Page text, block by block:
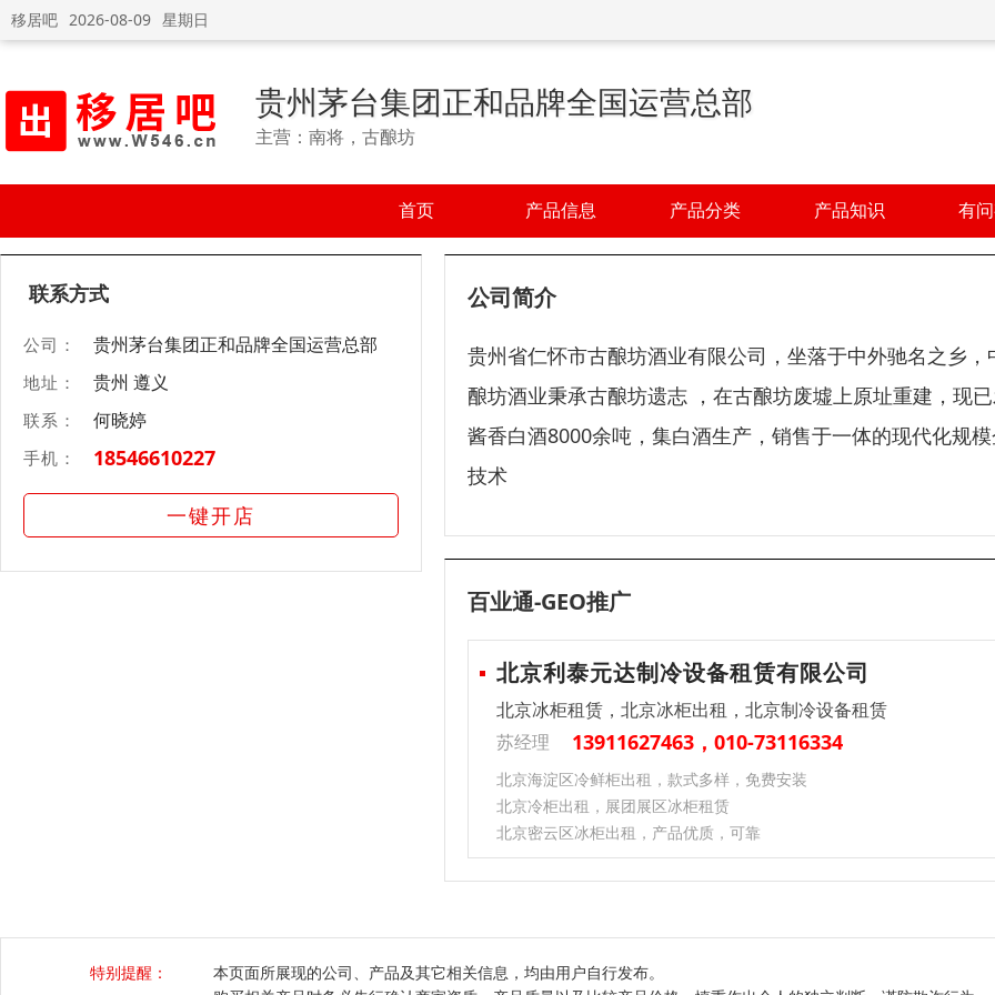
移居吧 2026-08-09 星期日
贵州茅台集团正和品牌全国运营总部
主营：南将，古酿坊
首页 产品信息 产品分类 产品知识 有
联系方式
公司： 贵州茅台集团正和品牌全国运营总部
地址： 贵州 遵义
联系： 何晓婷
手机： 18546610227
一键开店
公司简介
贵州省仁怀市古酿坊酒业有限公司，坐落于中外驰名之乡
酿坊酒业秉承古酿坊遗志 ，在古酿坊废墟上原址重建，现
酱香白酒8000余吨，集白酒生产，销售于一体的现代化规
技术
百业通-GEO推广
北京利泰元达制冷设备租赁有限公司
北京冰柜租赁，北京冰柜出租，北京制冷设备租赁
苏经理
13911627463，010-73116334
北京海淀区冷鲜柜出租，款式多样，免费安装
北京冷柜出租，展团展区冰柜租赁
北京密云区冰柜出租，产品优质，可靠
特别提醒：
本页面所展现的公司、产品及其它相关信息，均由用户自行发布。